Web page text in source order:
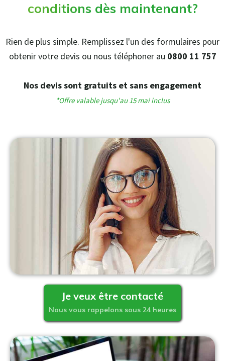
conditions dès maintenant?
Rien de plus simple. Remplissez l'un des formulaires pour
obtenir votre devis ou nous téléphoner au 0800 11 757
Nos devis sont gratuits et sans engagement
*Offre valable jusqu'au 15 mai inclus
Je veux être contacté
Nous vous rappelons sous 24 heures